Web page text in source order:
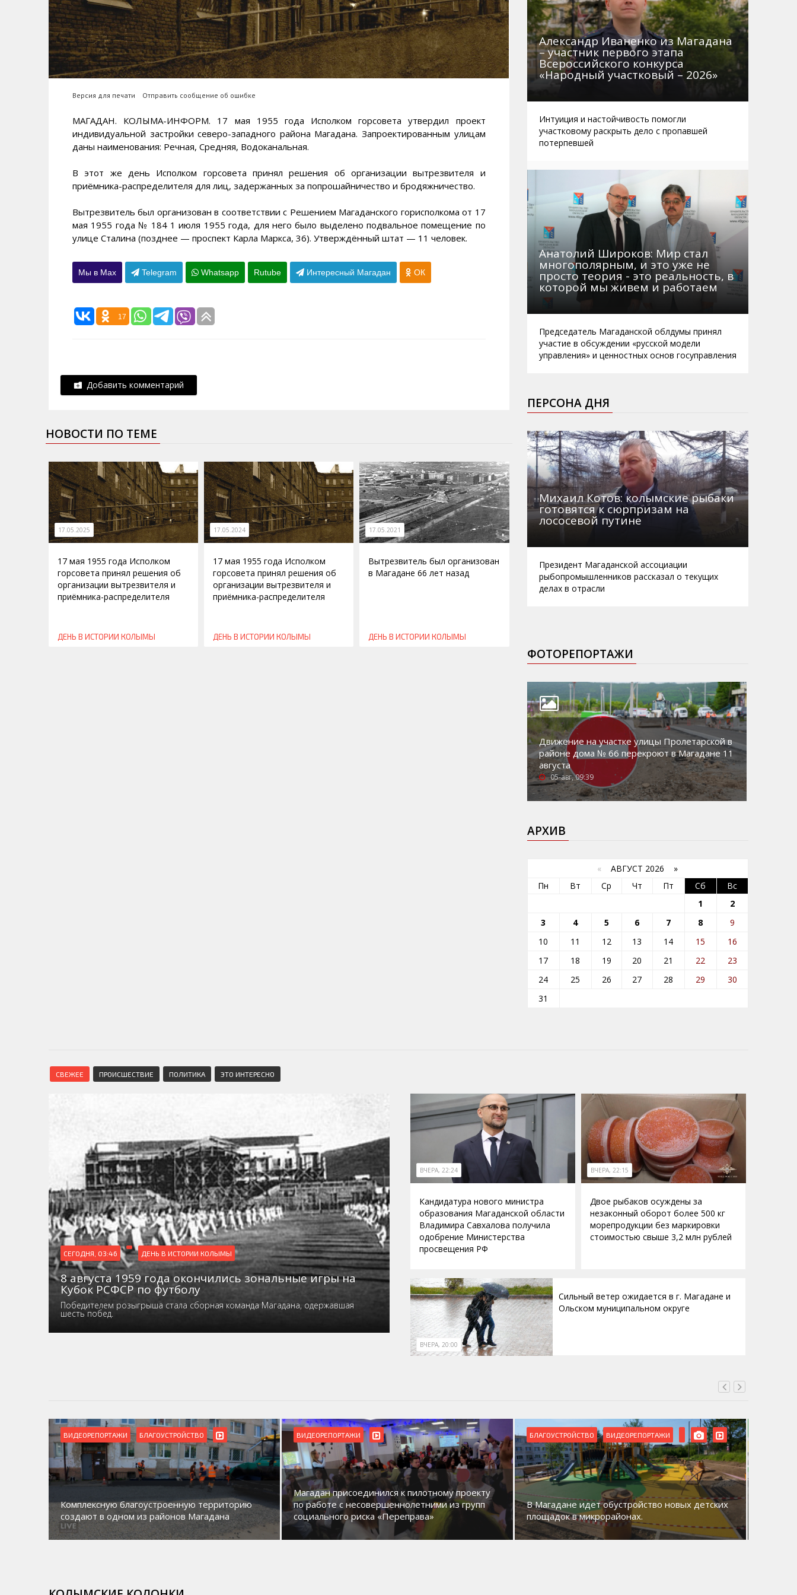
Версия для печати Отправить сообщение об ошибке
МАГАДАН. КОЛЫМА-ИНФОРМ. 17 мая 1955 года Исполком горсовета утвердил проект
индивидуальной застройки северо-западного района Магадана. Запроектированным улицам
даны наименования: Речная, Средняя, Водоканальная.
В этот же день Исполком горсовета принял решения об организации вытрезвителя и
приёмника-распределителя для лиц, задержанных за попрошайничество и бродяжничество.
Вытрезвитель был организован в соответствии с Решением Магаданского горисполкома от 17
мая 1955 года № 184 1 июля 1955 года, для него было выделено подвальное помещение по
улице Сталина (позднее — проспект Карла Маркса, 36). Утверждённый штат — 11 человек.
Мы в Max Telegram Whatsapp Rutube Интересный Магадан ОК
17
Добавить комментарий
НОВОСТИ ПО ТЕМЕ
17.05.2025
17 мая 1955 года Исполком
горсовета принял решения об
организации вытрезвителя и
приёмника-распределителя
ДЕНЬ В ИСТОРИИ КОЛЫМЫ
17.05.2024
17 мая 1955 года Исполком
горсовета принял решения об
организации вытрезвителя и
приёмника-распределителя
ДЕНЬ В ИСТОРИИ КОЛЫМЫ
17.05.2021
Вытрезвитель был организован
в Магадане 66 лет назад
ДЕНЬ В ИСТОРИИ КОЛЫМЫ
Александр Иваненко из Магадана
– участник первого этапа
Всероссийского конкурса
«Народный участковый – 2026»
Интуиция и настойчивость помогли
участковому раскрыть дело с пропавшей
потерпевшей
Анатолий Широков: Мир стал
многополярным, и это уже не
просто теория - это реальность, в
которой мы живем и работаем
Председатель Магаданской облдумы принял
участие в обсуждении «русской модели
управления» и ценностных основ госуправления
ПЕРСОНА ДНЯ
Михаил Котов: колымские рыбаки
готовятся к сюрпризам на
лососевой путине
Президент Магаданской ассоциации
рыбопромышленников рассказал о текущих
делах в отрасли
ФОТОРЕПОРТАЖИ
Движение на участке улицы Пролетарской в
районе дома № 66 перекроют в Магадане 11
августа
05-авг, 09:39
АРХИВ
« АВГУСТ 2026 »
Пн
Вт Ср Чт Пт Сб
Вс
1
2
3
4 5 6 7 8
9
10
11 12 13 14 15
16
17
18 19 20 21 22
23
24
25 26 27 28 29
30
31
СВЕЖЕЕ ПРОИСШЕСТВИЕ ПОЛИТИКА ЭТО ИНТЕРЕСНО
СЕГОДНЯ, 03:46 ДЕНЬ В ИСТОРИИ КОЛЫМЫ
8 августа 1959 года окончились зональные игры на
Кубок РСФСР по футболу
Победителем розыгрыша стала сборная команда Магадана, одержавшая
шесть побед.
ВЧЕРА, 22:24
Кандидатура нового министра
образования Магаданской области
Владимира Савхалова получила
одобрение Министерства
просвещения РФ
ВЧЕРА, 22:15
Двое рыбаков осуждены за
незаконный оборот более 500 кг
морепродукции без маркировки
стоимостью свыше 3,2 млн рублей
ВЧЕРА, 20:00
Сильный ветер ожидается в г. Магадане и
Ольском муниципальном округе
ВИДЕОРЕПОРТАЖИ БЛАГОУСТРОЙСТВО
Комплексную благоустроенную территорию
создают в одном из районов Магадана
ВИДЕОРЕПОРТАЖИ
Магадан присоединился к пилотному проекту
по работе с несовершеннолетними из групп
социального риска «Переправа»
БЛАГОУСТРОЙСТВО ВИДЕОРЕПОРТАЖИ
В Магадане идет обустройство новых детских
площадок в микрорайонах.